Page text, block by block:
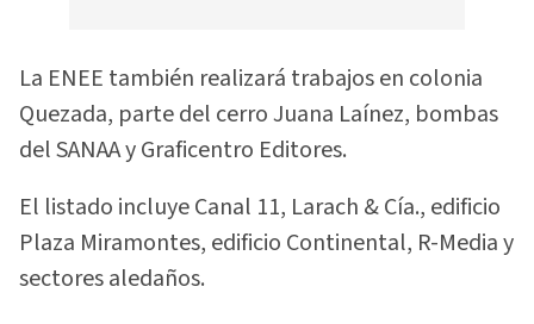
La ENEE también realizará trabajos en colonia
Quezada, parte del cerro Juana Laínez, bombas
del SANAA y Graficentro Editores.
El listado incluye Canal 11, Larach & Cía., edificio
Plaza Miramontes, edificio Continental, R-Media y
sectores aledaños.